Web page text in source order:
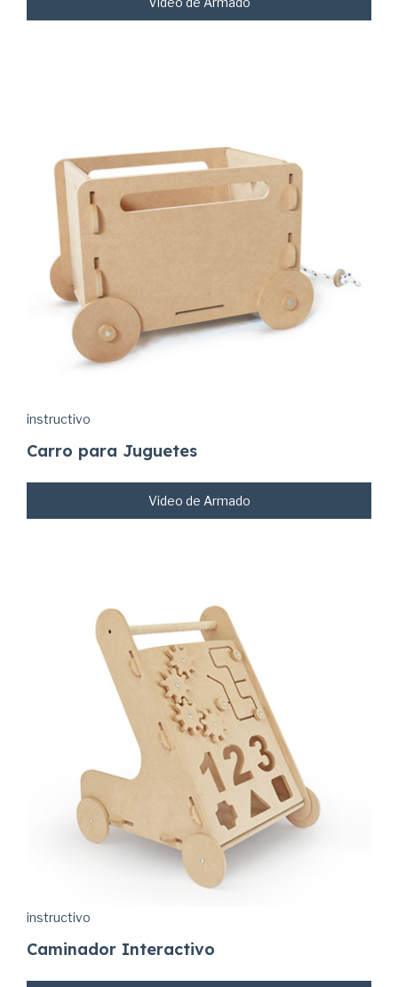
instructivo
Carro para Juguetes
Video de Armado
instructivo
Caminador Interactivo